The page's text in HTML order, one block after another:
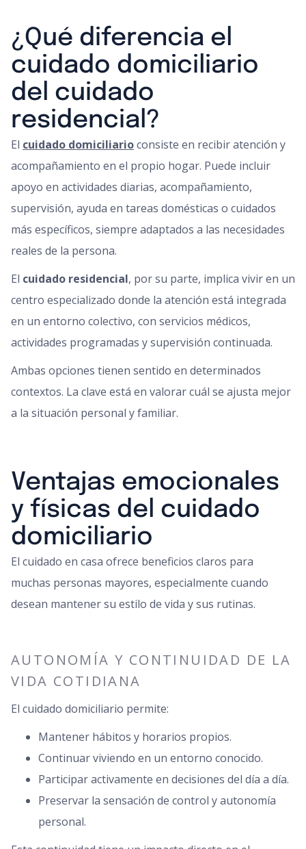
¿Qué diferencia el
cuidado domiciliario
del cuidado
residencial?
El cuidado domiciliarioconsiste en recibir atención y
acompañamiento en el propio hogar. Puede incluir
apoyo en actividades diarias, acompañamiento,
supervisión, ayuda en tareas domésticas o cuidados
más específicos, siempre adaptados a las necesidades
reales de la persona.
El cuidado residencial, por su parte, implica vivir en un
centro especializado donde la atención está integrada
en un entorno colectivo, con servicios médicos,
actividades programadas y supervisión continuada.
Ambas opciones tienen sentido en determinados
contextos. La clave está en valorar cuál se ajusta mejor
a la situación personal y familiar.
Ventajas emocionales
y físicas del cuidado
domiciliario
El cuidado en casa ofrece beneficios claros para
muchas personas mayores, especialmente cuando
desean mantener su estilo de vida y sus rutinas.
AUTONOMÍA Y CONTINUIDAD DE LA
VIDA COTIDIANA
El cuidado domiciliario permite:
Mantener hábitos y horarios propios.
Continuar viviendo en un entorno conocido.
Participar activamente en decisiones del día a día.
Preservar la sensación de control y autonomía
personal.